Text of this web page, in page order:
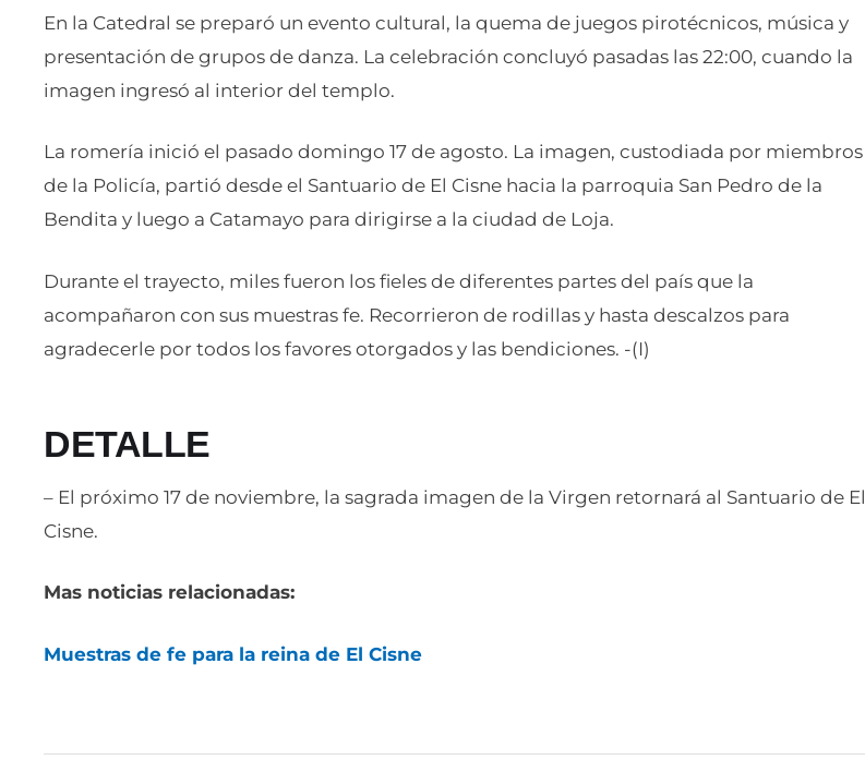
En la Catedral se preparó un evento cultural, la quema de juegos pirotécnicos, música y
presentación de grupos de danza. La celebración concluyó pasadas las 22:00, cuando la
imagen ingresó al interior del templo.
La romería inició el pasado domingo 17 de agosto. La imagen, custodiada por miembros
de la Policía, partió desde el Santuario de El Cisne hacia la parroquia San Pedro de la
Bendita y luego a Catamayo para dirigirse a la ciudad de Loja.
Durante el trayecto, miles fueron los fieles de diferentes partes del país que la
acompañaron con sus muestras fe. Recorrieron de rodillas y hasta descalzos para
agradecerle por todos los favores otorgados y las bendiciones. -(I)
DETALLE
– El próximo 17 de noviembre, la sagrada imagen de la Virgen retornará al Santuario de El
Cisne.
Mas noticias relacionadas:
Muestras de fe para la reina de El Cisne